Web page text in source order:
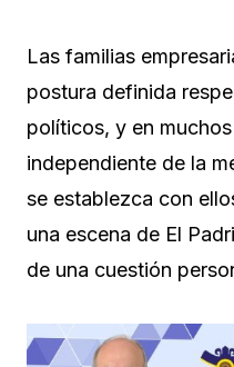
Las familias
postura definida
políticos, y en
independiente de la
se establezca con
una escena de El
de una cuestión